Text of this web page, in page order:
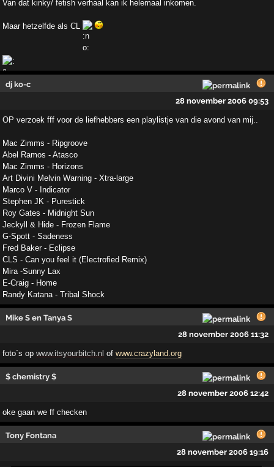
Van dat kinky/ fetish verhaal kan ik helemaal inkomen.
Maar hetzelfde als CL
dj ko-c
28 november 2006 09:53
OP verzoek fff voor de liefhebbers een playlistje van die avond van mij..
Mac Zimms - Ripgroove
Abel Ramos - Atasco
Mac Zimms - Horizons
Art Divini Melvin Warning - Xtra-large
Marco V - Indicator
Stephen JK - Purestick
Roy Gates - Midnight Sun
Jeckyll & Hide - Frozen Flame
G-Spott - Sadeness
Fred Baker - Eclipse
CLS - Can you feel it (Electrofied Remix)
Mira -Sunny Lax
E-Craig - Home
Randy Katana - Tribal Shock
Mike S en Tanya S
28 november 2006 11:32
foto´s op www.itsyourbitch.nl of www.crazyland.org
$ chemistry $
28 november 2006 12:42
oke gaan we ff checken
Tony Fontana
28 november 2006 19:16